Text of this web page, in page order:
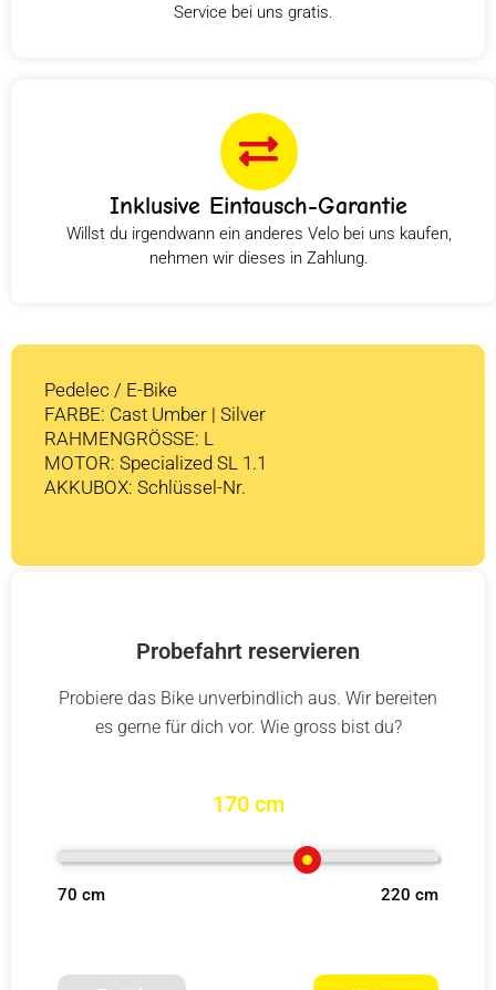
Service bei uns gratis.
Inklusive Eintausch-Garantie
Willst du irgendwann ein anderes Velo bei uns kaufen,
nehmen wir dieses in Zahlung.
Pedelec / E-Bike
FARBE: Cast Umber | Silver
RAHMENGRÖSSE: L
MOTOR: Specialized SL 1.1
AKKUBOX: Schlüssel-Nr.
Probefahrt reservieren
Probiere das Bike unverbindlich aus. Wir bereiten
es gerne für dich vor. Wie gross bist du?
170 cm
70 cm 220 cm